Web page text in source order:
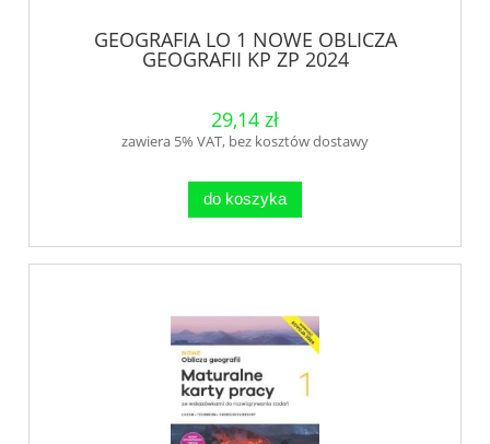
GEOGRAFIA LO 1 NOWE OBLICZA
GEOGRAFII KP ZP 2024
29,14 zł
zawiera 5% VAT, bez kosztów dostawy
do koszyka